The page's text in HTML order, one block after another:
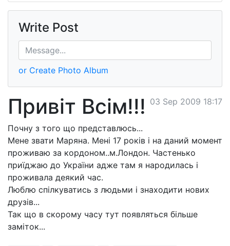
Write Post
or Create Photo Album
03 Sep 2009 18:17
Привіт Всім!!!
Почну з того що представлюсь...
Мене звати Маряна. Мені 17 років і на даний момент
проживаю за кордоном..м.Лондон. Частенько
приїджаю до України адже там я народилась і
проживала деякий час.
Люблю спілкуватись з людьми і знаходити нових
друзів...
Так що в скорому часу тут появляться більше
заміток...